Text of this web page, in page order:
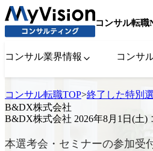
コンサル転職
コンサル業界情報 コンサ
コンサル転職TOP>終了した特別
B&DX株式会社
B&DX株式会社 2026年8月1日(土)
本選考会・セミナーの参加受